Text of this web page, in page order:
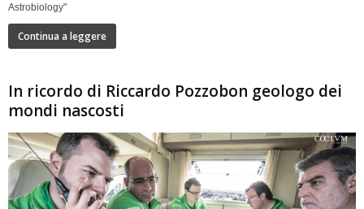
Astrobiology"
Continua a leggere
In ricordo di Riccardo Pozzobon geologo dei
mondi nascosti